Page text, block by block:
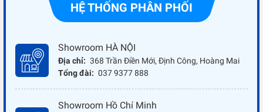
HỆ THỐNG PHÂN PHỐI
Showroom HÀ NỘI
Địa chỉ: 368 Trần Điền Mới, Định Công, Hoàng Mai
Tổng đài: 037 9377 888
Showroom Hồ Chí Minh